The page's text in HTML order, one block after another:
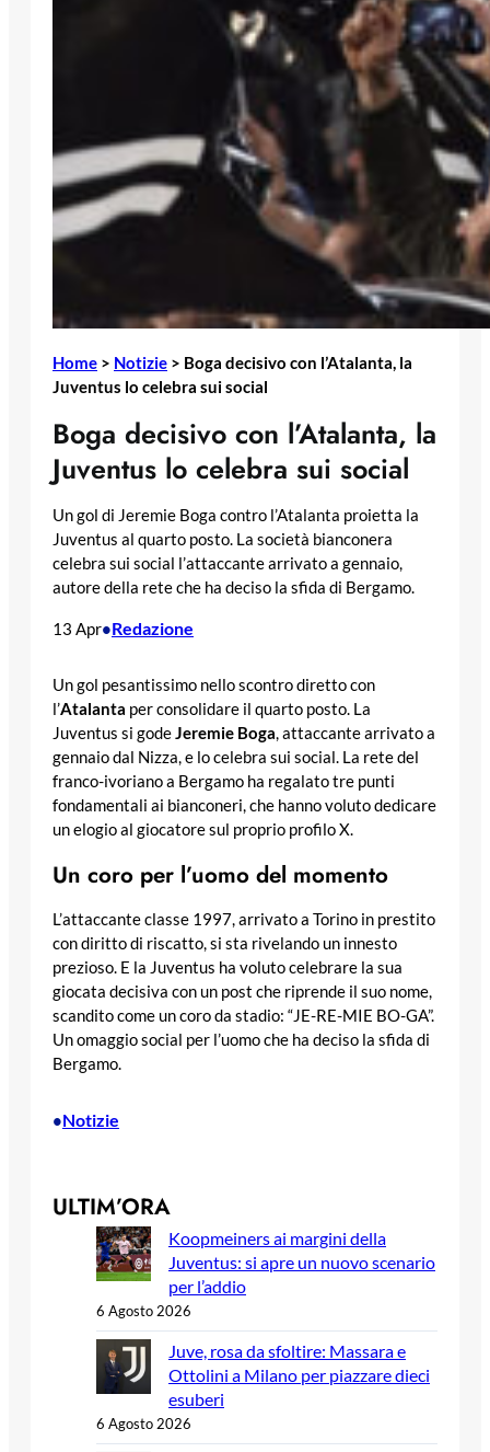
Home > Notizie > Boga decisivo con l’Atalanta, la
Juventus lo celebra sui social
Boga decisivo con l’Atalanta, la
Juventus lo celebra sui social
Un gol di Jeremie Boga contro l’Atalanta proietta la
Juventus al quarto posto. La società bianconera
celebra sui social l’attaccante arrivato a gennaio,
autore della rete che ha deciso la sfida di Bergamo.
13 Apr•Redazione
Un gol pesantissimo nello scontro diretto con
l’Atalanta per consolidare il quarto posto. La
Juventus si godeJeremie Boga, attaccante arrivato a
gennaio dal Nizza, e lo celebra sui social. La rete del
franco-ivoriano a Bergamo ha regalato tre punti
fondamentali ai bianconeri, che hanno voluto dedicare
un elogio al giocatore sul proprio profilo X.
Un coro per l’uomo del momento
L’attaccante classe 1997, arrivato a Torino in prestito
con diritto di riscatto, si sta rivelando un innesto
prezioso. E la Juventus ha voluto celebrare la sua
giocata decisiva con un post che riprende il suo nome,
scandito come un coro da stadio: “JE-RE-MIE BO-GA”.
Un omaggio social per l’uomo che ha deciso la sfida di
Bergamo.
•Notizie
ULTIM’ORA
Koopmeiners ai margini della
Juventus: si apre un nuovo scenario
per l’addio
6 Agosto 2026
Juve, rosa da sfoltire: Massara e
Ottolini a Milano per piazzare dieci
esuberi
6 Agosto 2026